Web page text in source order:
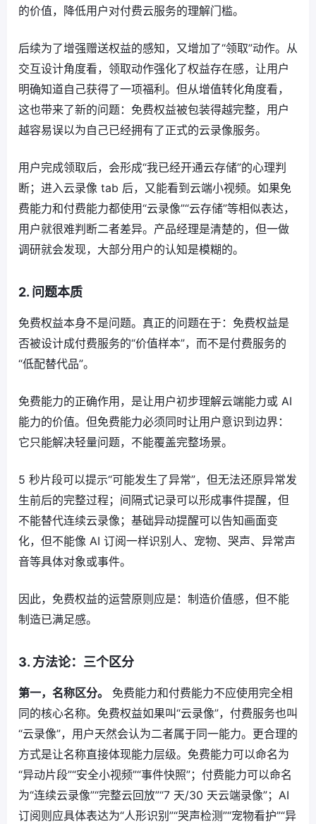
的价值，降低用户对付费云服务的理解门槛。
后续为了增强赠送权益的感知，又增加了“领取”动作。从
交互设计角度看，领取动作强化了权益存在感，让用户
明确知道自己获得了一项福利。但从增值转化角度看，
这也带来了新的问题：免费权益被包装得越完整，用户
越容易误以为自己已经拥有了正式的云录像服务。
用户完成领取后，会形成“我已经开通云存储”的心理判
断；进入云录像 tab 后，又能看到云端小视频。如果免
费能力和付费能力都使用“云录像”“云存储”等相似表达，
用户就很难判断二者差异。产品经理是清楚的，但一做
调研就会发现，大部分用户的认知是模糊的。
2. 问题本质
免费权益本身不是问题。真正的问题在于：免费权益是
否被设计成付费服务的“价值样本”，而不是付费服务的
“低配替代品”。
免费能力的正确作用，是让用户初步理解云端能力或 AI
能力的价值。但免费能力必须同时让用户意识到边界：
它只能解决轻量问题，不能覆盖完整场景。
5 秒片段可以提示“可能发生了异常”，但无法还原异常发
生前后的完整过程；间隔式记录可以形成事件提醒，但
不能替代连续云录像；基础异动提醒可以告知画面变
化，但不能像 AI 订阅一样识别人、宠物、哭声、异常声
音等具体对象或事件。
因此，免费权益的运营原则应是：制造价值感，但不能
制造已满足感。
3. 方法论：三个区分
第一，名称区分。
免费能力和付费能力不应使用完全相
同的核心名称。免费权益如果叫“云录像”，付费服务也叫
“云录像”，用户天然会认为二者属于同一能力。更合理的
方式是让名称直接体现能力层级。免费能力可以命名为
“异动片段”“安全小视频”“事件快照”；付费能力可以命名
为“连续云录像”“完整云回放”“7 天/30 天云端录像”；AI
订阅则应具体表达为“人形识别”“哭声检测”“宠物看护”“异